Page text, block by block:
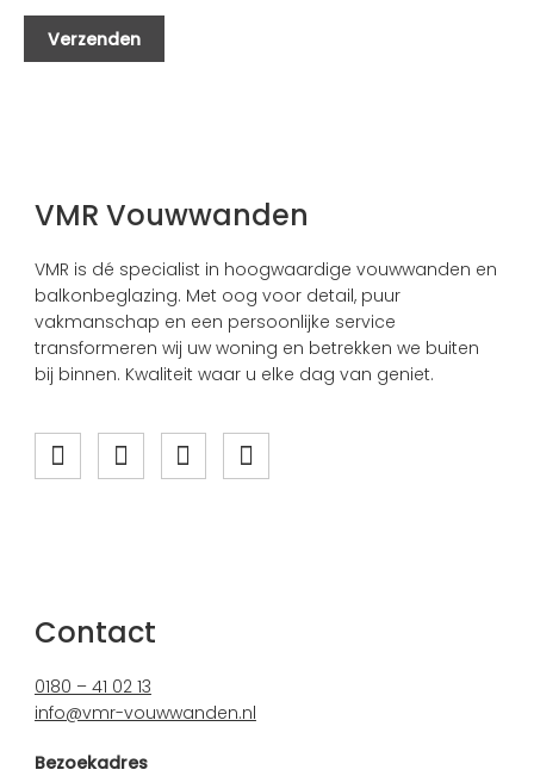
VMR Vouwwanden
VMR is dé specialist in hoogwaardige vouwwanden en
balkonbeglazing. Met oog voor detail, puur
vakmanschap en een persoonlijke service
transformeren wij uw woning en betrekken we buiten
bij binnen. Kwaliteit waar u elke dag van geniet.
Contact
0180 – 41 02 13
info@vmr-vouwwanden.nl
Bezoekadres